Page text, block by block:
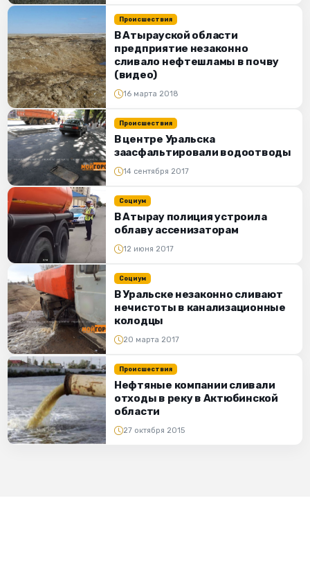
Происшествия
В Атырауской области
предприятие незаконно
сливало нефтешламы в почву
(видео)
16 марта 2018
Происшествия
В центре Уральска
заасфальтировали водоотводы
14 сентября 2017
Социум
В Атырау полиция устроила
облаву ассенизаторам
12 июня 2017
Социум
В Уральске незаконно сливают
нечистоты в канализационные
колодцы
20 марта 2017
Происшествия
Нефтяные компании сливали
отходы в реку в Актюбинской
области
27 октября 2015